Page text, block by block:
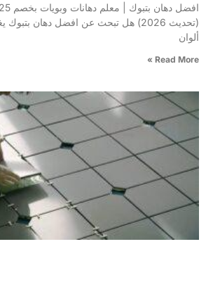
(تحديث 2026) هل تبحث عن افضل دهان
ألوان
Read More »